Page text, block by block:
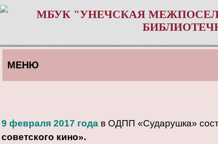
МБУК "УНЕЧСКАЯ
МЕНЮ
9 февраля 2017 года в ОДПП «Сударушка»
советского кино».